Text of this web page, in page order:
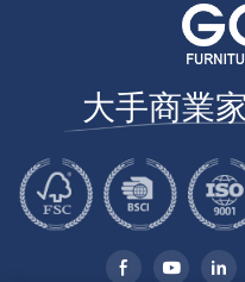
大手商業